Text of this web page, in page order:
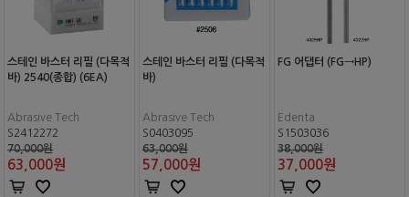
스테인 바스터 리필 (다목적
바) 2540(종합) (6EA)
Abrasive Tech
S2412272
70,000원
63,000원
스테인 바스터 리필 (다목적
바)
Abrasive Tech
S0403095
63,000원
57,000원
FG 어댑터 (FG→HP)
Edenta
S1503036
38,000원
37,000원